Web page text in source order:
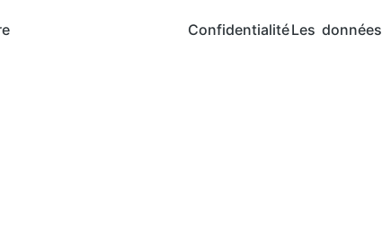
ConfidentialitéLes données